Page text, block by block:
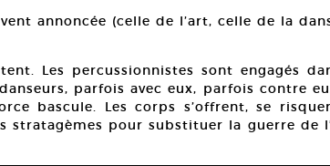
annoncée (celle de l’art, celle de la
Les percussionnistes sont engagés
parfois avec eux, parfois contre
bascule. Les corps s’offrent, se
pour substituer la guerre de